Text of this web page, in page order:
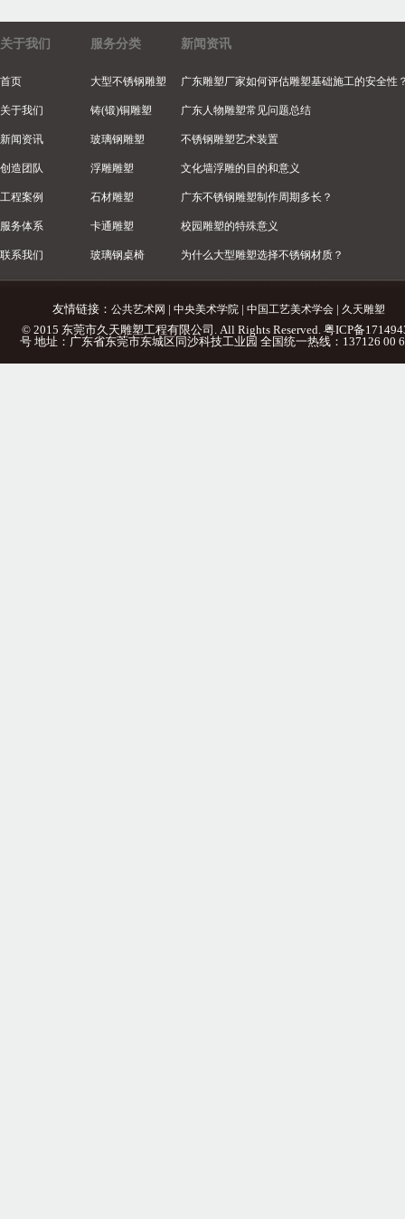
关于我们
首页
关于我们
新闻资讯
创造团队
工程案例
服务体系
联系我们
服务分类
大型不锈钢雕塑
铸(锻)铜雕塑
玻璃钢雕塑
浮雕雕塑
石材雕塑
卡通雕塑
玻璃钢桌椅
新闻资讯
广东雕塑厂家如何评估雕塑基础施工的安全性
广东人物雕塑常见问题总结
不锈钢雕塑艺术装置
文化墙浮雕的目的和意义
广东不锈钢雕塑制作周期多长？
校园雕塑的特殊意义
为什么大型雕塑选择不锈钢材质？
友情链接： 公共艺术网 | 中央美术学院 | 中国工艺美术学会 | 久天雕塑
© 2015 东莞市久天雕塑工程有限公司. All Rights Reserved. 粤ICP备
号 地址：广东省东莞市东城区同沙科技工业园 全国统一热线：137126 00